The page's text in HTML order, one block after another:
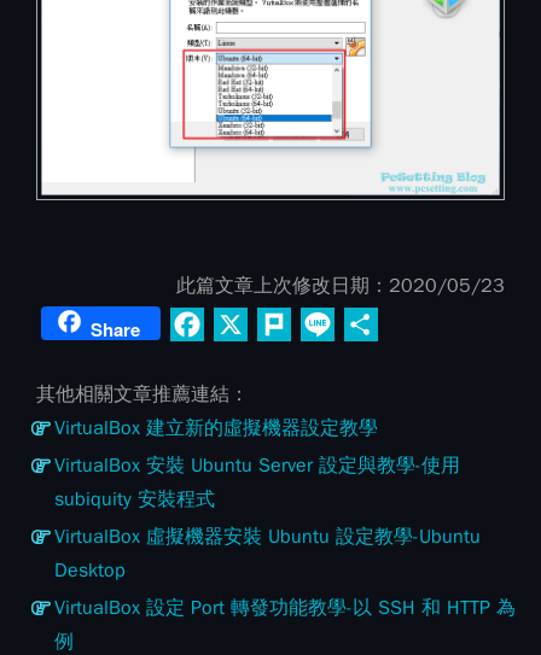
此篇文章上次修改日期： 2020/05/23
Share Facebook Plurk Line
其他相關文章推薦連結：
VirtualBox 建立新的虛擬機器設定教學
VirtualBox 安裝 Ubuntu Server 設定與教學-使用
subiquity 安裝程式
VirtualBox 虛擬機器安裝 Ubuntu 設定教學-Ubuntu
Desktop
VirtualBox 設定 Port 轉發功能教學-以 SSH 和 HTTP 為
例